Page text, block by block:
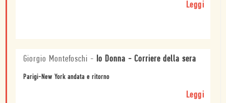
Leggi
Giorgio Montefoschi - Io Donna - Corriere della sera
Parigi-New York andata e ritorno
Leggi